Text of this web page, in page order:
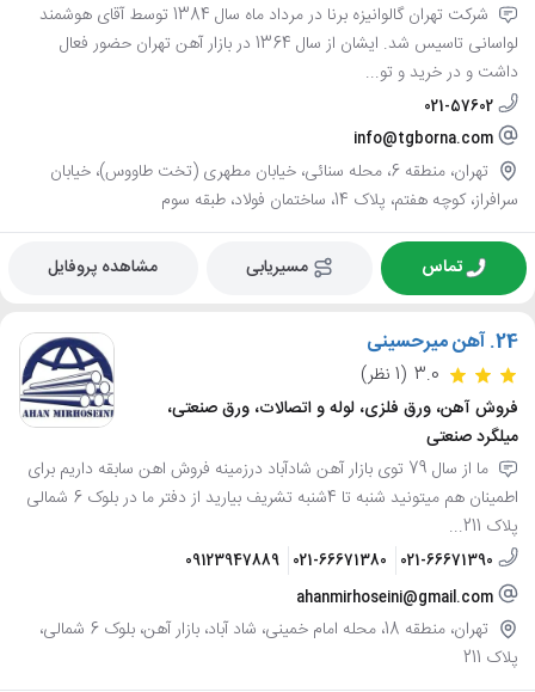
شرکت تهران گالوانیزه برنا در مرداد ماه سال 1384 توسط آقای هوشمند
لواسانی تاسیس شد. ایشان از سال 1364 در بازار آهن تهران حضور فعال
داشت و در خرید و تو...
021-57602
info@tgborna.com
تهران، منطقه 6، محله سنائی، خیابان مطهری (تخت طاووس)، خیابان
سرافراز، کوچه هفتم، پلاک 14، ساختمان فولاد، طبقه سوم
تماس مسیریابی مشاهده پروفایل
24. آهن میرحسینی
3.0 (1 نظر)
فروش آهن، ورق فلزی، لوله و اتصالات، ورق صنعتی،
میلگرد صنعتی
ما از سال 79 توی بازار آهن شادآباد درزمینه فروش اهن سابقه داریم برای
اطمینان هم میتونید شنبه تا 4شنبه تشریف بیارید از دفتر ما در بلوک 6 شمالی
پلاک 211...
021-66671390
021-66671380
09123947889
ahanmirhoseini@gmail.com
تهران، منطقه 18، محله امام خمینی، شاد آباد، بازار آهن، بلوک 6 شمالی،
پلاک 211